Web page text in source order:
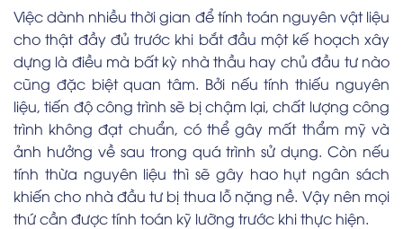
Việc dành nhiều thời gian để tính toán nguyên vật liệu
cho thật đầy đủ trước khi bắt đầu một kế hoạch xây
dựng là điều mà bất kỳ nhà thầu hay chủ đầu tư nào
cũng đặc biệt quan tâm. Bởi nếu tính thiếu nguyên
liệu, tiến độ công trình sẽ bị chậm lại, chất lượng công
trình không đạt chuẩn, có thể gây mất thẩm mỹ và
ảnh hưởng về sau trong quá trình sử dụng. Còn nếu
tính thừa nguyên liệu thì sẽ gây hao hụt ngân sách
khiến cho nhà đầu tư bị thua lỗ nặng nề. Vậy nên mọi
thứ cần được tính toán kỹ lưỡng trước khi thực hiện.